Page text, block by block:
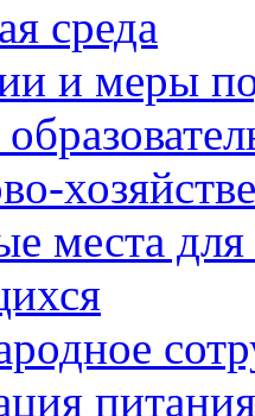
среда
и меры
места